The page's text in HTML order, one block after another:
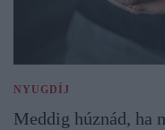
NYUGDÍJ
Meddig húznád, ha